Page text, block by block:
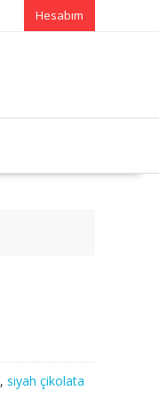
Hesabım
, siyah çikolata